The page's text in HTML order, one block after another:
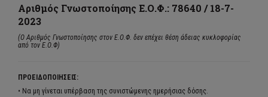
Αριθμός Γνωστοποίησης Ε.Ο.Φ.: 78640 / 18-7-
2023
(Ο Αριθμός Γνωστοποίησης στον Ε.Ο.Φ. δεν επέχει θέση άδειας κυκλοφορίας
από τον Ε.Ο.Φ)
ΠΡΟΕΙΔΟΠΟΙΗΣΕΙΣ:
• Να μη γίνεται υπέρβαση της συνιστώμενης ημερήσιας δόσης.